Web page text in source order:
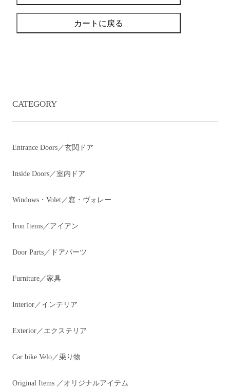
カートに戻る
CATEGORY
Entrance Doors／玄関ドア
Inside Doors／室内ドア
Windows・Volet／窓・ヴォレー
Iron Items／アイアン
Door Parts／ドアパーツ
Furniture／家具
Interior／インテリア
Exterior／エクステリア
Car bike Velo／乗り物
Original Items ／オリジナルアイテム